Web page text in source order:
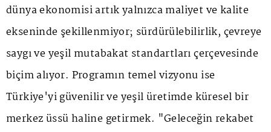
dünya ekonomisi artık yalnızca maliyet ve kalite
ekseninde şekillenmiyor; sürdürülebilirlik, çevreye
saygı ve yeşil mutabakat standartları çerçevesinde
biçim alıyor. Programın temel vizyonu ise
Türkiye'yi güvenilir ve yeşil üretimde küresel bir
merkez üssü haline getirmek. "Geleceğin rekabet